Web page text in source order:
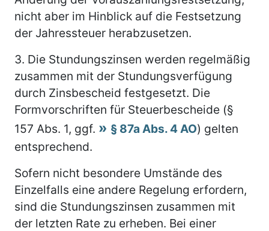
nicht aber im Hinblick auf die Festsetzung
der Jahressteuer herabzusetzen.
3. Die Stundungszinsen werden regelmäßig
zusammen mit der Stundungsverfügung
durch Zinsbescheid festgesetzt. Die
Formvorschriften für Steuerbescheide (§
157 Abs. 1, ggf.
§ 87a Abs. 4 AO) gelten
entsprechend.
Sofern nicht besondere Umstände des
Einzelfalls eine andere Regelung erfordern,
sind die Stundungszinsen zusammen mit
der letzten Rate zu erheben. Bei einer